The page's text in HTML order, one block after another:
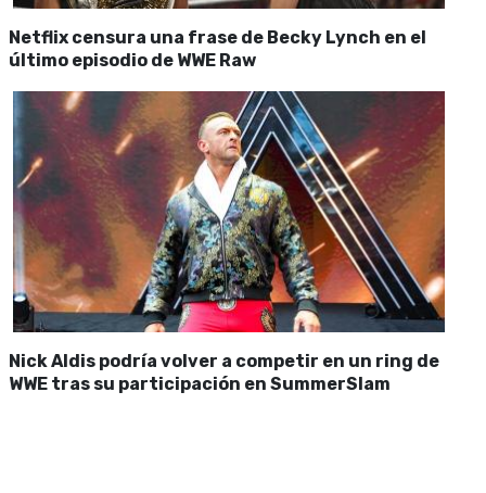
Netflix censura una frase de Becky Lynch en el
último episodio de WWE Raw
Nick Aldis podría volver a competir en un ring de
WWE tras su participación en SummerSlam